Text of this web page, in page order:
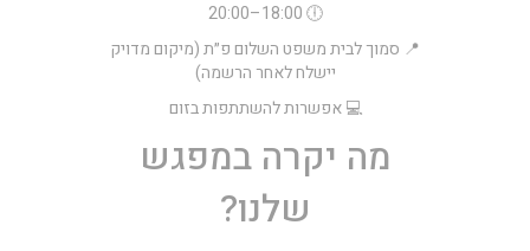
🕕 18:00–20:00
📍 סמוך לבית משפט השלום פ״ת (מיקום מדויק
יישלח לאחר הרשמה)
💻 אפשרות להשתתפות בזום
מה יקרה במפגש
שלנו?